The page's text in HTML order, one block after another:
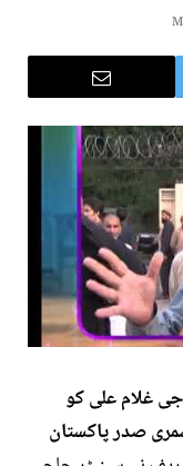
غلام علی کو
صدر پاکستان